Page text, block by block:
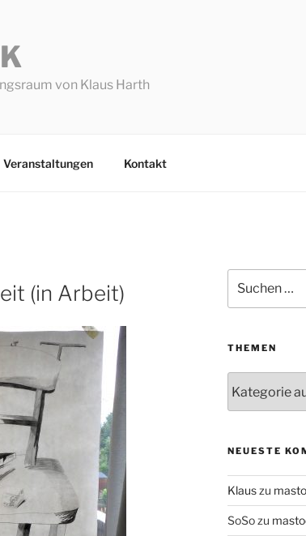
von Klaus Harth
Veranstaltungen Kontakt
(in Arbeit)
nach:
THEMEN
NEUESTE
Klauszu
SoSozu